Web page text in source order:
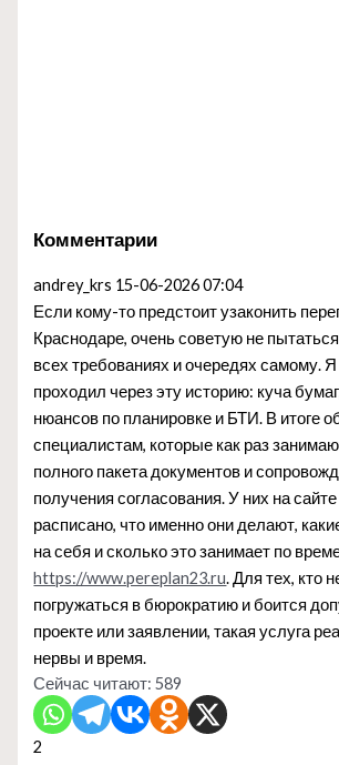
Комментарии
andrey_krs 15-06-2026 07:04
Если кому-то предстоит узаконить
Краснодаре, очень советую не
всех требованиях и очередях самому.
проходил через эту историю: куча
нюансов по планировке и БТИ. В итоге
специалистам, которые как раз
полного пакета документов и
получения согласования. У них на
расписано, что именно они делают,
на себя и сколько это занимает по
https://www.pereplan23.ru. Для тех, кто
погружаться в бюрократию и боится
проекте или заявлении, такая услуга
нервы и время.
Сейчас читают: 589
2